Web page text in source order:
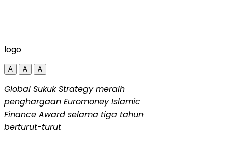
logo
A A A
Global Sukuk Strategy meraih
penghargaan Euromoney Islamic
Finance Award selama tiga tahun
berturut-turut